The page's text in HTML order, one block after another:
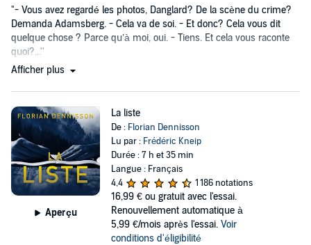
"- Vous avez regardé les photos, Danglard? De la scène du crime?
Demanda Adamsberg. - Cela va de soi. - Et donc? Cela vous dit
quelque chose ? Parce qu’à moi, oui. - Tiens. Et cela vous raconte
quoi?...''
Afficher plus
Aperçu
La liste
De : Florian Dennisson
Lu par : Frédéric Kneip
Durée : 7 h et 35 min
Langue : Français
4,4
1 186 notations
16,99 € ou gratuit avec l'essai.
Renouvellement automatique à
5,99 €/mois après l'essai. Voir
conditions d'éligibilité